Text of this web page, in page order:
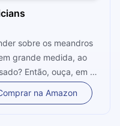
sobre os meandros
grande medida, ao
Então, ouça, em 12
escolhendo
perdem a confiança
na Amazon